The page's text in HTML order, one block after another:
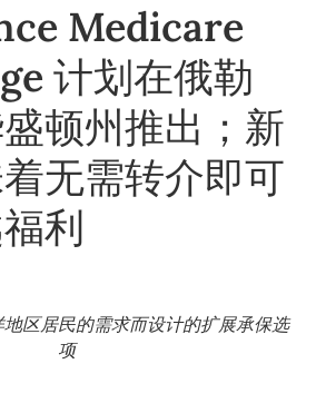
Medicare
计划在俄勒
顿州推出；新
无需转介即可
利
区居民的需求而设计的扩展承保选
项